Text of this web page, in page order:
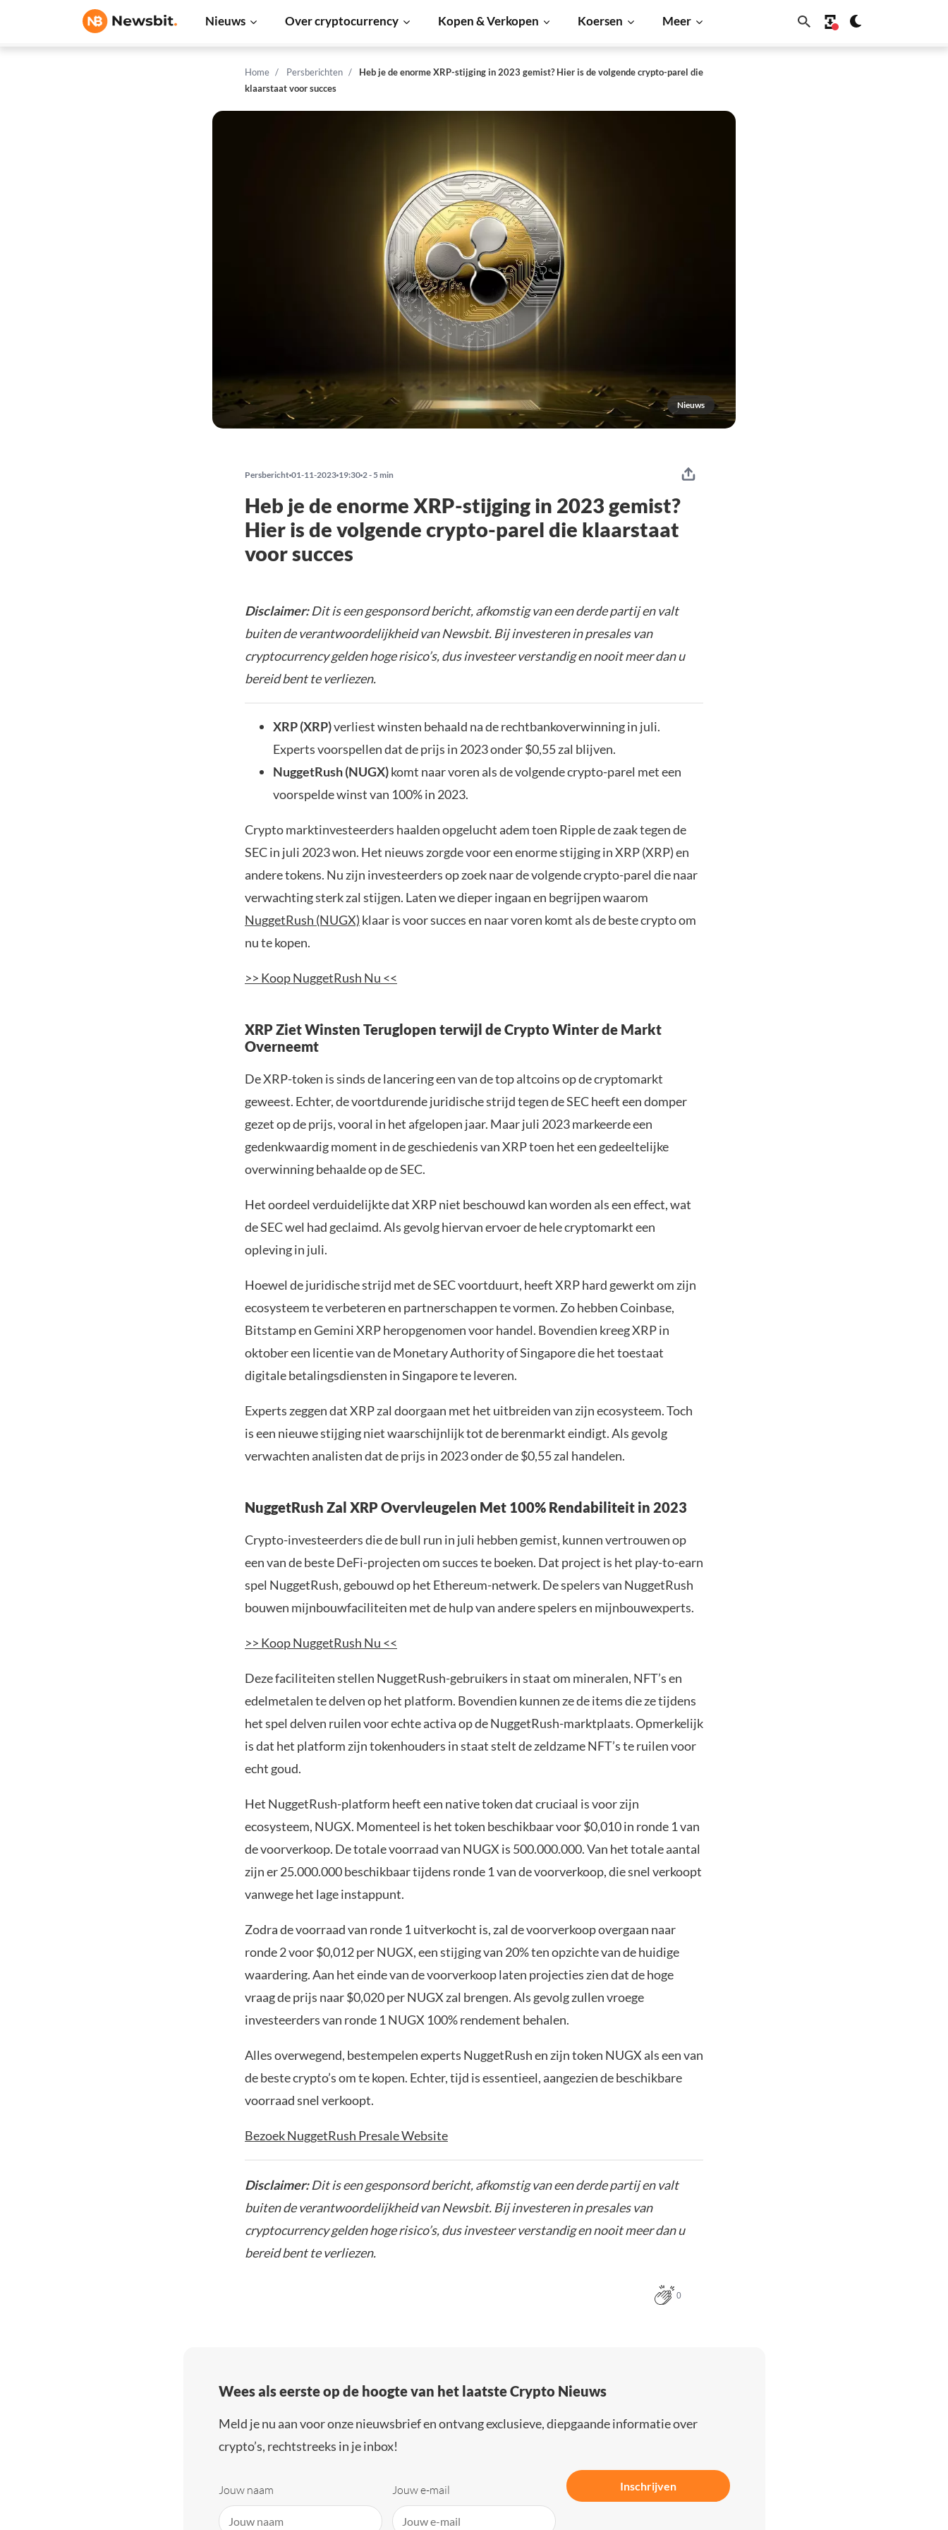
Nieuws Over cryptocurrency Kopen & Verkopen Koersen Meer
Home Persberichten
Heb je de enorme XRP-stijging in 2023 gemist? Hier is de volgende crypto-parel die
klaarstaat voor succes
Nieuws
Persbericht 01-11-2023 19:30 2 - 5 min
Heb je de enorme XRP-stijging in 2023 gemist?
Hier is de volgende crypto-parel die klaarstaat
voor succes
Disclaimer:Dit is een gesponsord bericht, afkomstig van een derde partij en valt
buiten de verantwoordelijkheid van Newsbit. Bij investeren in presales van
cryptocurrency gelden hoge risico’s, dus investeer verstandig en nooit meer dan u
bereid bent te verliezen.
XRP (XRP)verliest winsten behaald na de rechtbankoverwinning in juli.
Experts voorspellen dat de prijs in 2023 onder $0,55 zal blijven.
NuggetRush (NUGX)komt naar voren als de volgende crypto-parel met een
voorspelde winst van 100% in 2023.
Crypto marktinvesteerders haalden opgelucht adem toen Ripple de zaak tegen de
SEC in juli 2023 won. Het nieuws zorgde voor een enorme stijging in XRP (XRP) en
andere tokens. Nu zijn investeerders op zoek naar de volgende crypto-parel die naar
verwachting sterk zal stijgen. Laten we dieper ingaan en begrijpen waarom
NuggetRush (NUGX) klaar is voor succes en naar voren komt als de beste crypto om
nu te kopen.
>> Koop NuggetRush Nu <<
XRP Ziet Winsten Teruglopen terwijl de Crypto Winter de Markt
Overneemt
De XRP-token is sinds de lancering een van de top altcoins op de cryptomarkt
geweest. Echter, de voortdurende juridische strijd tegen de SEC heeft een domper
gezet op de prijs, vooral in het afgelopen jaar. Maar juli 2023 markeerde een
gedenkwaardig moment in de geschiedenis van XRP toen het een gedeeltelijke
overwinning behaalde op de SEC.
Het oordeel verduidelijkte dat XRP niet beschouwd kan worden als een effect, wat
de SEC wel had geclaimd. Als gevolg hiervan ervoer de hele cryptomarkt een
opleving in juli.
Hoewel de juridische strijd met de SEC voortduurt, heeft XRP hard gewerkt om zijn
ecosysteem te verbeteren en partnerschappen te vormen. Zo hebben Coinbase,
Bitstamp en Gemini XRP heropgenomen voor handel. Bovendien kreeg XRP in
oktober een licentie van de Monetary Authority of Singapore die het toestaat
digitale betalingsdiensten in Singapore te leveren.
Experts zeggen dat XRP zal doorgaan met het uitbreiden van zijn ecosysteem. Toch
is een nieuwe stijging niet waarschijnlijk tot de berenmarkt eindigt. Als gevolg
verwachten analisten dat de prijs in 2023 onder de $0,55 zal handelen.
NuggetRush Zal XRP Overvleugelen Met 100% Rendabiliteit in 2023
Crypto-investeerders die de bull run in juli hebben gemist, kunnen vertrouwen op
een van de beste DeFi-projecten om succes te boeken. Dat project is het play-to-earn
spel NuggetRush, gebouwd op het Ethereum-netwerk. De spelers van NuggetRush
bouwen mijnbouwfaciliteiten met de hulp van andere spelers en mijnbouwexperts.
>> Koop NuggetRush Nu <<
Deze faciliteiten stellen NuggetRush-gebruikers in staat om mineralen, NFT’s en
edelmetalen te delven op het platform. Bovendien kunnen ze de items die ze tijdens
het spel delven ruilen voor echte activa op de NuggetRush-marktplaats. Opmerkelijk
is dat het platform zijn tokenhouders in staat stelt de zeldzame NFT’s te ruilen voor
echt goud.
Het NuggetRush-platform heeft een native token dat cruciaal is voor zijn
ecosysteem, NUGX. Momenteel is het token beschikbaar voor $0,010 in ronde 1 van
de voorverkoop. De totale voorraad van NUGX is 500.000.000. Van het totale aantal
zijn er 25.000.000 beschikbaar tijdens ronde 1 van de voorverkoop, die snel verkoopt
vanwege het lage instappunt.
Zodra de voorraad van ronde 1 uitverkocht is, zal de voorverkoop overgaan naar
ronde 2 voor $0,012 per NUGX, een stijging van 20% ten opzichte van de huidige
waardering. Aan het einde van de voorverkoop laten projecties zien dat de hoge
vraag de prijs naar $0,020 per NUGX zal brengen. Als gevolg zullen vroege
investeerders van ronde 1 NUGX 100% rendement behalen.
Alles overwegend, bestempelen experts NuggetRush en zijn token NUGX als een van
de beste crypto’s om te kopen. Echter, tijd is essentieel, aangezien de beschikbare
voorraad snel verkoopt.
Bezoek NuggetRush Presale Website
Disclaimer:Dit is een gesponsord bericht, afkomstig van een derde partij en valt
buiten de verantwoordelijkheid van Newsbit. Bij investeren in presales van
cryptocurrency gelden hoge risico’s, dus investeer verstandig en nooit meer dan u
bereid bent te verliezen.
0
Wees als eerste op de hoogte van het laatste Crypto Nieuws
Meld je nu aan voor onze nieuwsbrief en ontvang exclusieve, diepgaande informatie over
crypto’s, rechtstreeks in je inbox!
Jouw naam Jouw e-mail Inschrijven